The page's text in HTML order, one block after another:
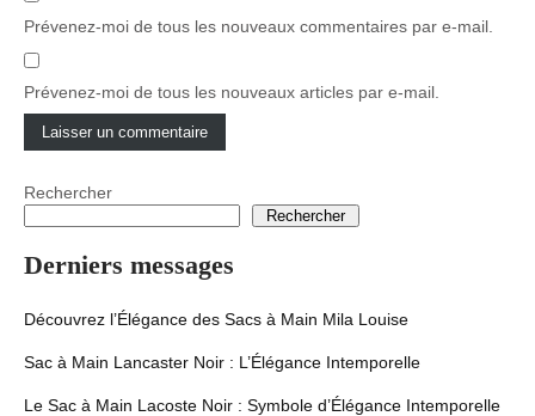
Prévenez-moi de tous les nouveaux commentaires par e-mail.
Prévenez-moi de tous les nouveaux articles par e-mail.
Rechercher
Rechercher
Derniers messages
Découvrez l’Élégance des Sacs à Main Mila Louise
Sac à Main Lancaster Noir : L’Élégance Intemporelle
Le Sac à Main Lacoste Noir : Symbole d’Élégance Intemporelle